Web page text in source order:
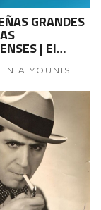
GRANDES
| El
que no fue.
llevar
a Viedma
YOUNIS